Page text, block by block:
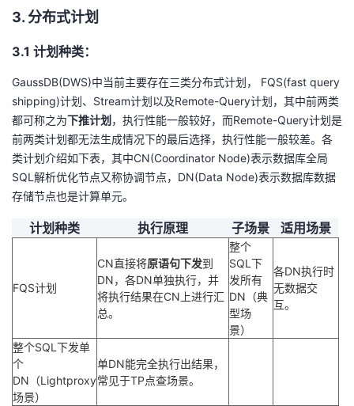
3. 分布式计划
3.1 计划种类：
GaussDB(DWS)中当前主要存在三类分布式计划， FQS(fast query
shipping)计划、Stream计划以及Remote-Query计划，其中前两类
都可称之为下推计划 ，执行性能一般较好，而Remote-Query计划是
前两类计划都无法生成情况下的最后选择，执行性能一般较差。各
类计划介绍如下表，其中CN(Coordinator Node)表示数据库全局
SQL解析优化节点又称协调节点，DN(Data Node)表示数据库数据
存储节点也是计算单元。
计划种类 执行原理 子场景 适用场景
FQS计划
CN直接将原语句下发到
DN，各DN单独执行，并
将执行结果在CN上进行汇
总。
整个
SQL下
发所有
DN（典
型场
景）
各DN执行时
无数据交
互。
整个SQL下发单
个
DN（Lightproxy
场景）
单DN能完全执行出结果，
常见于TP点查场景。